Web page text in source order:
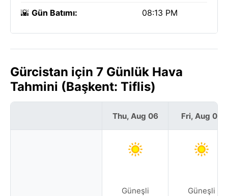
🌇 Gün Batımı: 08:13 PM
Gürcistan için 7 Günlük Hava
Tahmini (Başkent: Tiflis)
Thu, Aug 06
Güneşli
Fri, Aug 07
Güneşli